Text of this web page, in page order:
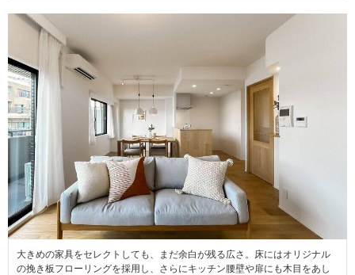
大きめの家具をセレクトしても、まだ余白が残る広さ。床にはオリジナル
の挽き板フローリングを採用し、さらにキッチン腰壁や扉にも木目をあし